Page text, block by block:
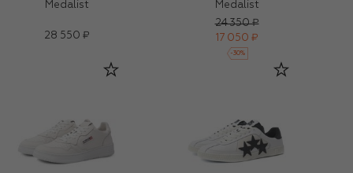
Medalist
28 550 ₽
Medalist
24 350 ₽
17 050 ₽
-30%